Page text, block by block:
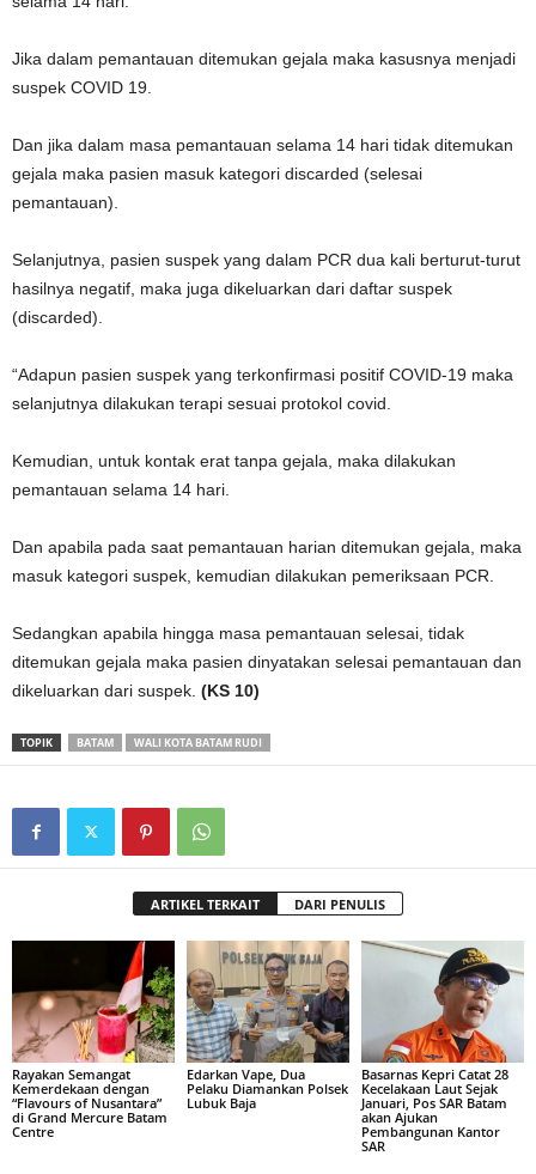
Jika dalam pemantauan ditemukan gejala maka kasusnya menjadi
suspek COVID 19.
Dan jika dalam masa pemantauan selama 14 hari tidak ditemukan
gejala maka pasien masuk kategori discarded (selesai
pemantauan).
Selanjutnya, pasien suspek yang dalam PCR dua kali berturut-turut
hasilnya negatif, maka juga dikeluarkan dari daftar suspek
(discarded).
“Adapun pasien suspek yang terkonfirmasi positif COVID-19 maka
selanjutnya dilakukan terapi sesuai protokol covid.
Kemudian, untuk kontak erat tanpa gejala, maka dilakukan
pemantauan selama 14 hari.
Dan apabila pada saat pemantauan harian ditemukan gejala, maka
masuk kategori suspek, kemudian dilakukan pemeriksaan PCR.
Sedangkan apabila hingga masa pemantauan selesai, tidak
ditemukan gejala maka pasien dinyatakan selesai pemantauan dan
dikeluarkan dari suspek. (KS 10)
TOPIK BATAM WALI KOTA BATAM RUDI
ARTIKEL TERKAIT DARI PENULIS
Rayakan Semangat
Kemerdekaan dengan
“Flavours of Nusantara”
di Grand Mercure Batam
Centre
Edarkan Vape, Dua
Pelaku Diamankan Polsek
Lubuk Baja
Basarnas Kepri Catat 28
Kecelakaan Laut Sejak
Januari, Pos SAR Batam
akan Ajukan
Pembangunan Kantor
SAR